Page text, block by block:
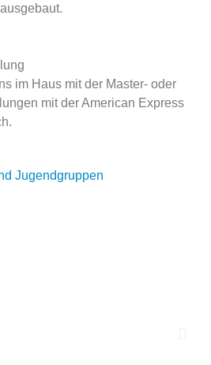
im Haus mit der Master- oder
mit der American Express
Jugendgruppen